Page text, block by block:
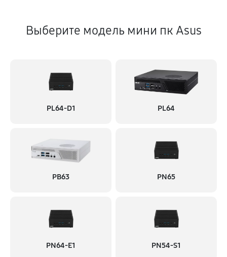
Выберите модель мини пк Asus
PL64-D1 PL64
PB63 PN65
PN64-E1 PN54-S1